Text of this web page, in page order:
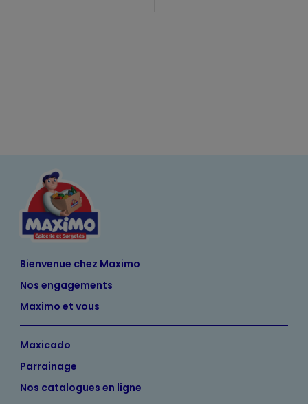
Bienvenue chez Maximo
Nos engagements
Maximo et vous
Maxicado
Parrainage
Nos catalogues en ligne